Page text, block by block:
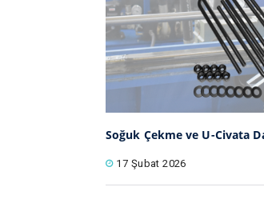
Soğuk Çekme ve U-Civata
17 Şubat 2026